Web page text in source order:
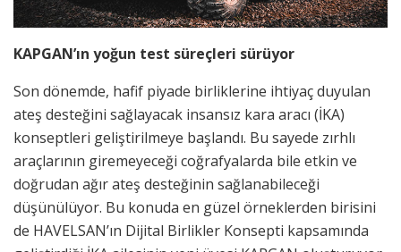
KAPGAN’ın yoğun test süreçleri sürüyor
Son dönemde, hafif piyade birliklerine ihtiyaç duyulan
ateş desteğini sağlayacak insansız kara aracı (İKA)
konseptleri geliştirilmeye başlandı. Bu sayede zırhlı
araçlarının giremeyeceği coğrafyalarda bile etkin ve
doğrudan ağır ateş desteğinin sağlanabileceği
düşünülüyor. Bu konuda en güzel örneklerden birisini
de HAVELSAN’ın Dijital Birlikler Konsepti kapsamında